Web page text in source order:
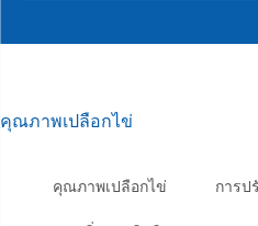
คุณภาพเปลือกไข่
คุณภาพเปลือกไข่ การป